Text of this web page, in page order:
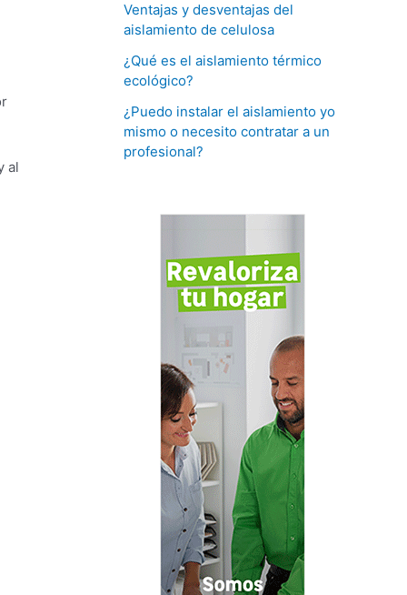
al
Ventajas y desventajas del
aislamiento de celulosa
¿Qué es el aislamiento térmico
ecológico?
¿Puedo instalar el aislamiento yo
mismo o necesito contratar a un
profesional?